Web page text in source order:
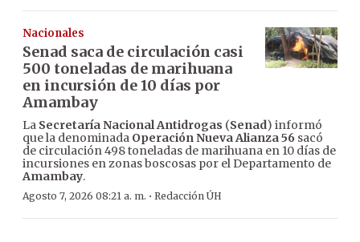
Nacionales
Senad saca de circulación casi
500 toneladas de marihuana
en incursión de 10 días por
Amambay
La Secretaría Nacional Antidrogas (Senad) informó
que la denominada Operación Nueva Alianza 56 sacó
de circulación 498 toneladas de marihuana en 10 días de
incursiones en zonas boscosas por el Departamento de
Amambay.
Agosto 7, 2026 08:21 a. m. · Redacción ÚH